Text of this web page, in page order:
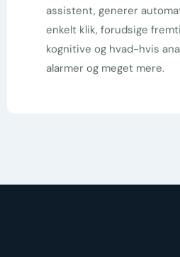
assistent, generer
enkelt klik, forudsige
kognitive og hvad-hvis
alarmer og meget mere.